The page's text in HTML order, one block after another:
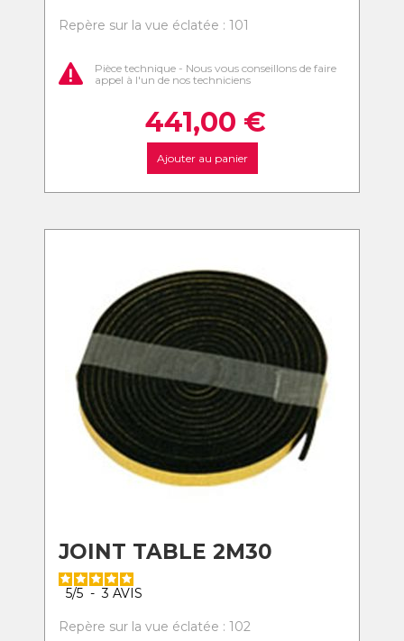
Repère sur la vue éclatée : 101
Pièce technique - Nous vous conseillons de faire
appel à l'un de nos techniciens
441,00 €
Ajouter au panier
JOINT TABLE 2M30
5/5 - 3 AVIS
Repère sur la vue éclatée : 102